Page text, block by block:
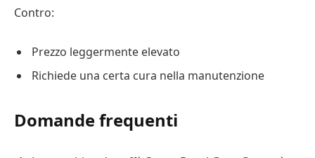
Contro:
Prezzo leggermente elevato
Richiede una certa cura nella manutenzione
Domande frequenti